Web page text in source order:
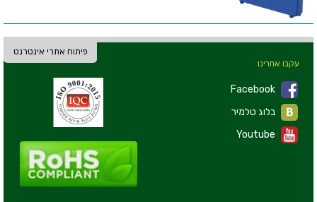
פיתוח אתרי אינטרנט
עקבו אחרינו
Facebook
Youtube